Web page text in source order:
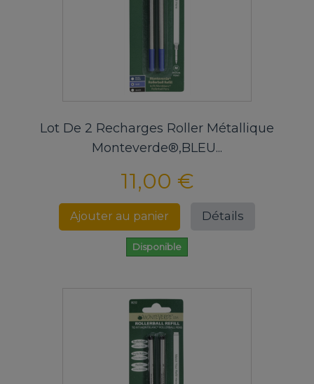
Lot De 2 Recharges Roller Métallique
Monteverde®,BLEU...
11,00 €
Ajouter au panier Détails
Disponible